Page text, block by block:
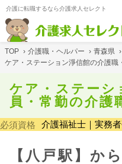
介護に転職するなら介護求人セレクト
TOP › 介護職・ヘルパー › 青森県 ›
ケア・ステーション淨信館の介護職
ケア・ステーシ
員・常勤の介護
必須資格 介護福祉士｜実務
【八戸駅】か